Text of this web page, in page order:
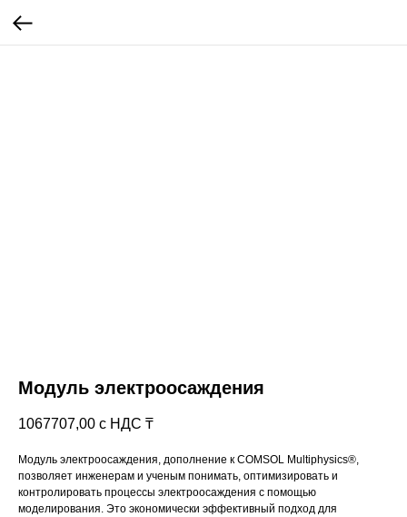
Модуль электроосаждения
1067707,00 с НДС ₸
Модуль электроосаждения, дополнение к COMSOL Multiphysics®,
позволяет инженерам и ученым понимать, оптимизировать и
контролировать процессы электроосаждения с помощью
моделирования. Это экономически эффективный подход для